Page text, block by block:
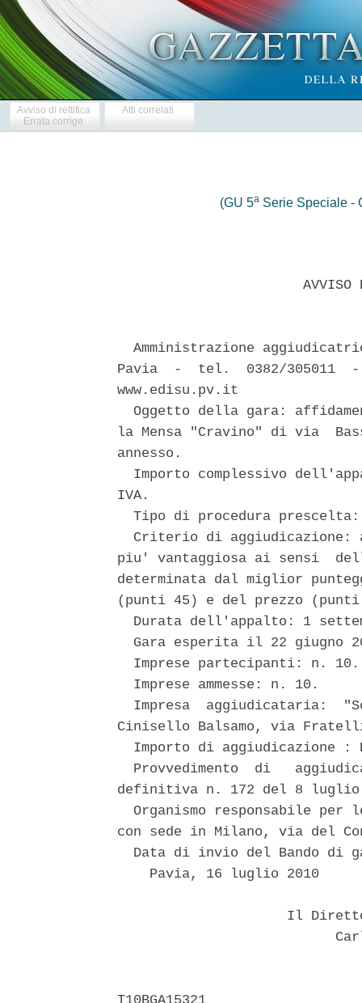
Avviso di rettifica
Errata corrige
Atti correlati
(GU 5a Serie Speciale -
Amministrazione
Pavia  -  tel.  0382/305011
www.edisu.pv.it
Oggetto della gara:
la Mensa "Cravino" di via
annesso.
Importo complessivo
IVA.
Tipo di procedura
Criterio di aggiudicazione:
piu' vantaggiosa ai sensi
determinata dal miglior
(punti 45) e del prezzo
Durata dell'appalto: 1
Gara esperita il 22 giugno
Imprese partecipanti: n.
  Imprese ammesse: n. 10.
Impresa  aggiudicataria:
Cinisello Balsamo, via
Importo di aggiudicazione
Provvedimento  di
definitiva n. 172 del 8
Organismo responsabile per
con sede in Milano, via del
Data di invio del Bando di
    Pavia, 16 luglio 2010
Il